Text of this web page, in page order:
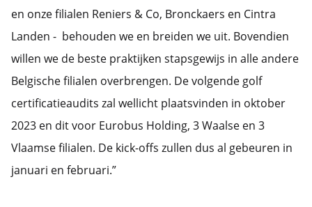
en onze filialen Reniers & Co, Bronckaers en Cintra
Landen - behouden we en breiden we uit. Bovendien
willen we de beste praktijken stapsgewijs in alle andere
Belgische filialen overbrengen. De volgende golf
certificatieaudits zal wellicht plaatsvinden in oktober
2023 en dit voor Eurobus Holding, 3 Waalse en 3
Vlaamse filialen. De kick-offs zullen dus al gebeuren in
januari en februari.”